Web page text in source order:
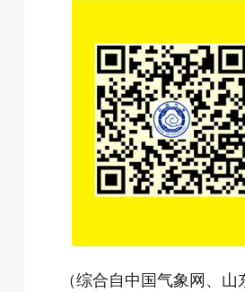
（综合自中国气象网、山